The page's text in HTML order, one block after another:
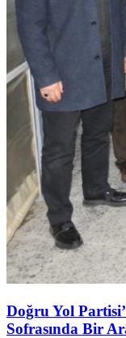
Doğru Yol
Sofrasında Bir